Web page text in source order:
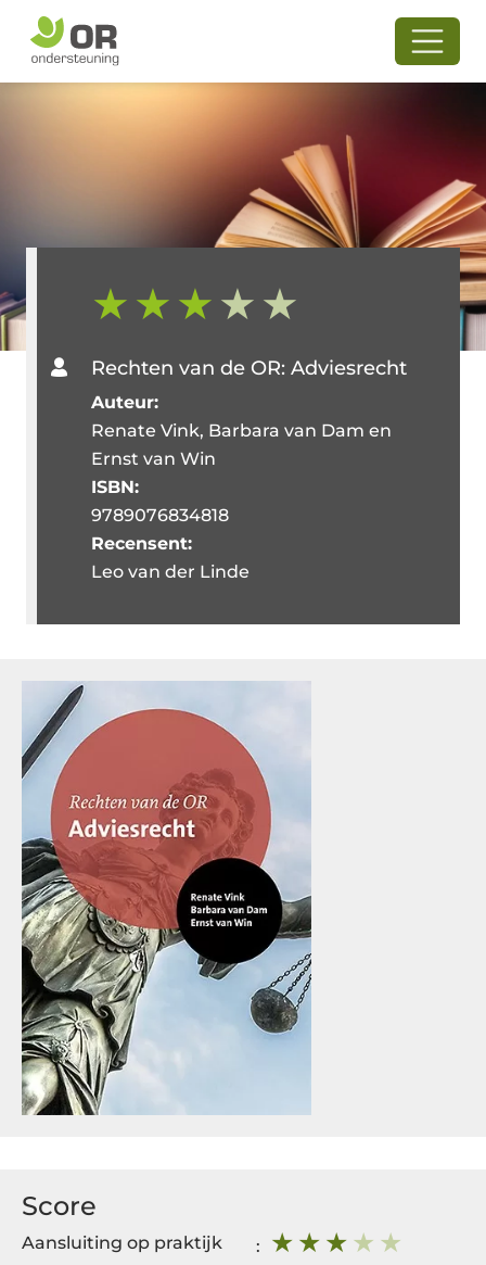
Rechten van de OR: Adviesrecht
Auteur:
Renate Vink, Barbara van Dam en
Ernst van Win
ISBN:
9789076834818
Recensent:
Leo van der Linde
Score
Aansluiting op praktijk
: